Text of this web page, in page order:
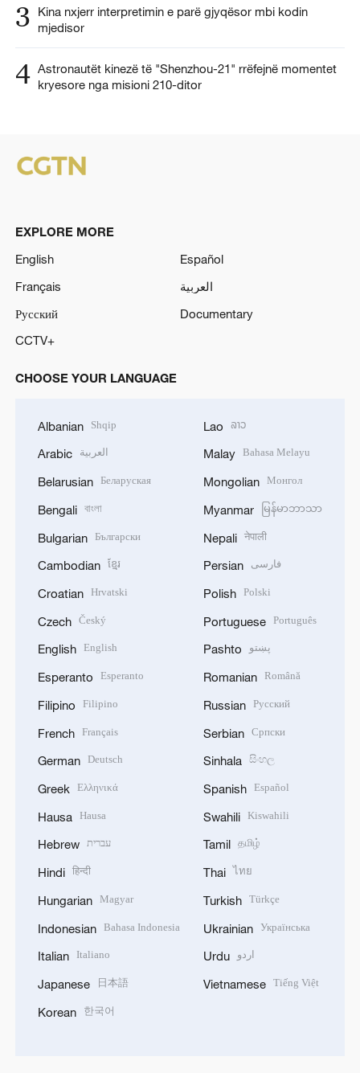
3
Kina nxjerr interpretimin e parë gjyqësor mbi kodin
mjedisor
4 Astronautët kinezë të "Shenzhou-21" rrëfejnë momentet
kryesore nga misioni 210-ditor
EXPLORE MORE
English
Español
Français
العربية
Русский
Documentary
CCTV+
CHOOSE YOUR LANGUAGE
Albanian Shqip
Arabic العربية
Belarusian Беларуская
Bengali বাংলা
Bulgarian Български
Cambodian ខ្មែរ
Croatian Hrvatski
Czech Český
English English
Esperanto Esperanto
Filipino Filipino
French Français
German Deutsch
Greek Ελληνικά
Hausa Hausa
Hebrew עברית
Hindi हिन्दी
Hungarian Magyar
Indonesian Bahasa Indonesia
Italian Italiano
Japanese 日本語
Korean 한국어
Lao ລາວ
Malay Bahasa Melayu
Mongolian Монгол
Myanmar မြန်မာဘာသာ
Nepali नेपाली
Persian فارسی
Polish Polski
Portuguese Português
Pashto پښتو
Romanian Română
Russian Русский
Serbian Српски
Sinhala සිංහල
Spanish Español
Swahili Kiswahili
Tamil தமிழ்
Thai ไทย
Turkish Türkçe
Ukrainian Українська
Urdu اردو
Vietnamese Tiếng Việt